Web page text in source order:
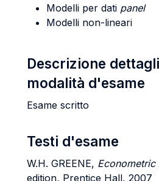
Modelli per dati panel
Modelli non-lineari
Descrizione
modalità d'esame
Esame scritto
Testi d'esame
W.H. GREENE, Econometric
edition, Prentice Hall, 2007